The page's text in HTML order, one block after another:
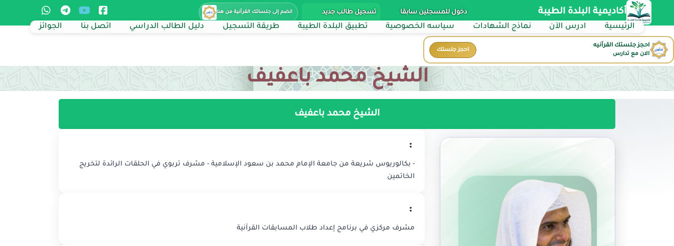
أكاديمية البلدة الطيبة دخول للمسجلين سابقا تسجيل طالب جديد انضم إلى جلساتك القرآنية من هنا
الرئيسية ادرس الآن نماذج الشهادات سياسه الخصوصية تطبيق البلدة الطيبة طريقة التسجيل دليل الطالب الدراسي اتصل بنا الجوائز
احجز جلستك القرآنيه
الان مع تدارس
احجز جلستك
الشيخ محمد باعفيف
الشيخ محمد باعفيف
:
- بكالوريوس شريعة من جامعة الإمام محمد بن سعود الإسلامية - مشرف تربوي في الحلقات الرائدة لتخريج
الخاتمين
:
مشرف مركزي في برنامج إعداد طلاب المسابقات القرآنية